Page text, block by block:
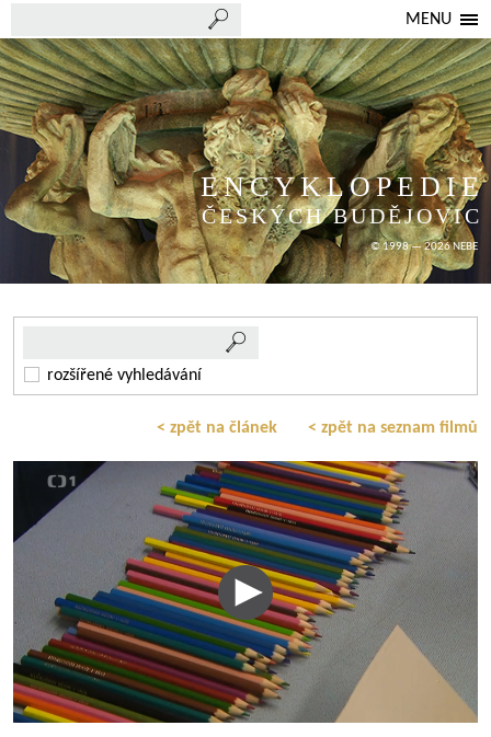
MENU
ENCYKLOPEDIE
ČESKÝCH BUDĚJOVIC
© 1998 — 2026 NEBE
rozšířené vyhledávání
< zpět na článek < zpět na seznam filmů